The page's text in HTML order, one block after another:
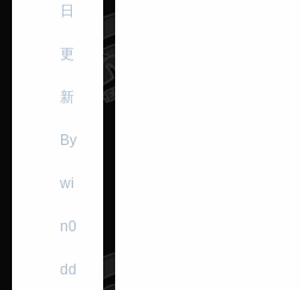
日
更
新
By
wi
n0
dd